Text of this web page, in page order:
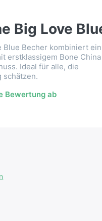
Big Love
Blue Becher kombiniert ein
erstklassigem Bone China
Ideal für alle, die
schätzen.
Bewertung ab